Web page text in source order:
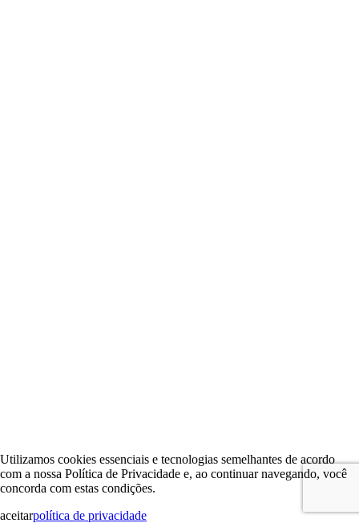
Utilizamos cookies essenciais e tecnologias semelhantes de acordo
com a nossa Política de Privacidade e, ao continuar navegando, você
concorda com estas condições.
aceitarpolítica de privacidade